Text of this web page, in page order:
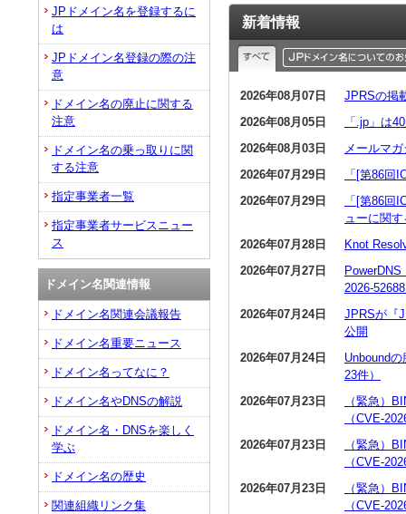
新着情報
2026年08月07日
JPRSの掲
2026年08月05日
「.jp」は
2026年08月03日
メールマ
2026年07月29日
「[第86回
2026年07月29日
「[第86回
ューに関
2026年07月28日
Knot
2026年07月27日
2026-
2026年07月24日
JPRSが『
公開
2026年07月24日
Unbound
23件）
2026年07月23日
（緊急）
（CVE-
2026年07月23日
（緊急）
（CVE-
2026年07月23日
（緊急）
（CVE-
JPドメイン名を登録するに
は
JPドメイン名登録の際の注
意
ドメイン名の廃止に関する
注意
ドメイン名の乗っ取りに関
する注意
指定事業者一覧
指定事業者サービスニュー
ス
ドメイン名関連情報
ドメイン名関連会議報告
ドメイン名重要ニュース
ドメイン名ってなに？
ドメイン名やDNSの解説
ドメイン名・DNSを楽しく
学ぶ
ドメイン名の歴史
関連組織リンク集